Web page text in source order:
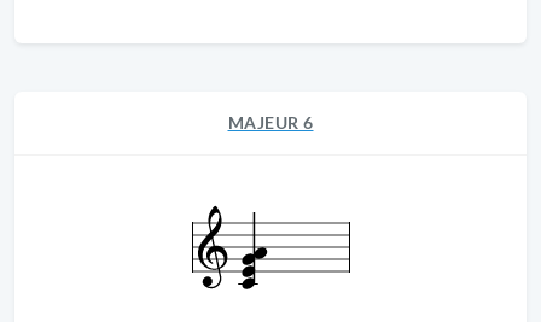
MAJEUR 6